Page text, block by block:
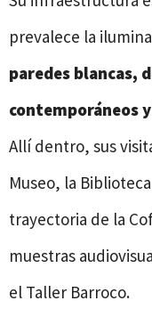
prevalece la
paredes blancas,
contemporáneos
Allí dentro, sus
Museo, la
trayectoria de la
muestras
el Taller Barroco.